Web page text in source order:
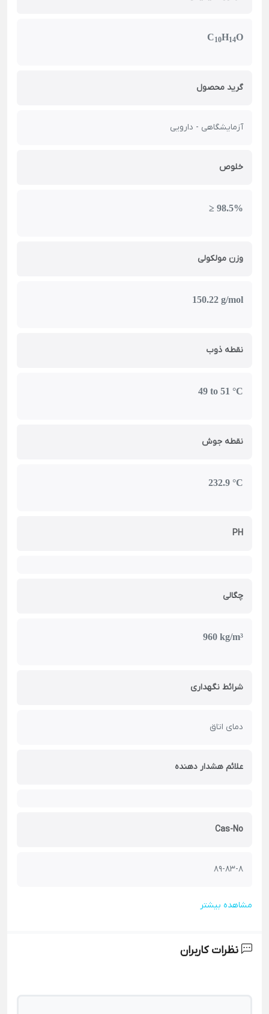
C10H14O
گرید محصول
آزمایشگاهی - دارویی
خلوص
≥ 98.5%
وزن مولکولی
150.22 g/mol
نقطه ذوب
49 to 51 °C
نقطه جوش
232.9 °C
PH
چگالی
960 kg/m³
شرائط نگهداری
دمای اتاق
علائم هشدار دهنده
Cas-No
89-83-8
مشاهده بیشتر
نظرات کاربران